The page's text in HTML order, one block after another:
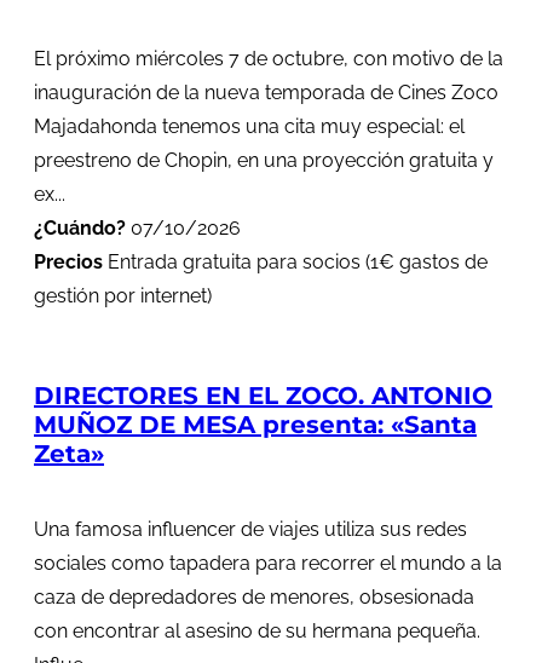
El próximo miércoles 7 de octubre, con motivo de la
inauguración de la nueva temporada de Cines Zoco
Majadahonda tenemos una cita muy especial: el
preestreno de Chopin, en una proyección gratuita y
ex...
¿Cuándo? 07/10/2026
Precios Entrada gratuita para socios (1€ gastos de
gestión por internet)
DIRECTORES EN EL ZOCO. ANTONIO
MUÑOZ DE MESA presenta: «Santa
Zeta»
Una famosa influencer de viajes utiliza sus redes
sociales como tapadera para recorrer el mundo a la
caza de depredadores de menores, obsesionada
con encontrar al asesino de su hermana pequeña.